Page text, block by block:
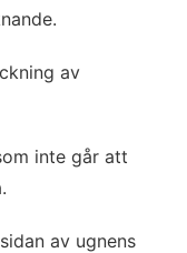
av
inte går att
av ugnens